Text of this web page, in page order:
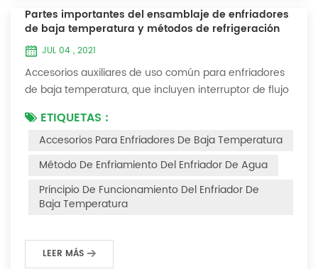
Partes importantes del ensamblaje de enfriadores
de baja temperatura y métodos de refrigeración
JUL 04 , 2021
Accesorios auxiliares de uso común para enfriadores
de baja temperatura, que incluyen interruptor de flujo
diferencia de presión, controlador de temperatura y
válvula solenoide, así como una breve introducción de
tres métodos de enfriamiento, refrigeración por
vaporización líquida, refrigeración por expansión de
gas y refrigeración termoeléctrica. Ac...
ETIQUETAS :
Accesorios Para Enfriadores De Baja Temperatura
Método De Enfriamiento Del Enfriador De Agua
Principio De Funcionamiento Del Enfriador De
Baja Temperatura
LEER MÁS